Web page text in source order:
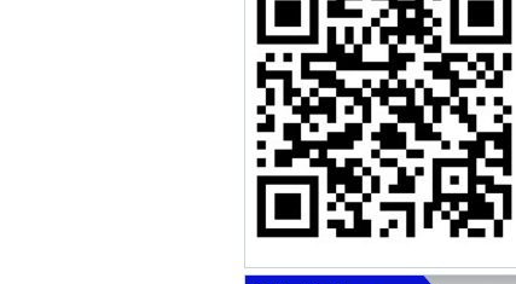
Een krachtige nieuwe product komt -
High-Frequency vochtmeter DM300M